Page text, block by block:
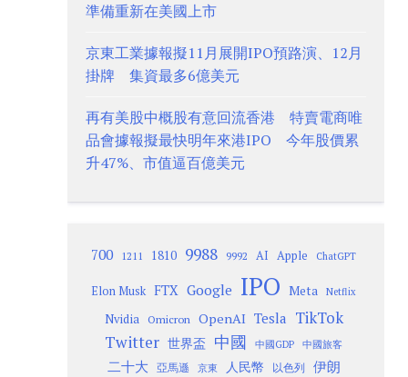
準備重新在美國上市
京東工業據報擬11月展開IPO預路演、12月
掛牌 集資最多6億美元
再有美股中概股有意回流香港 特賣電商唯
品會據報擬最快明年來港IPO 今年股價累
升47%、市值逼百億美元
700 1211 1810 9988 9992 AI Apple ChatGPT
Elon Musk FTX Google IPO Meta Netflix
Nvidia Omicron OpenAI Tesla TikTok
Twitter 世界盃 中國 中國GDP 中國旅客
二十大 亞馬遜 京東 人民幣 以色列 伊朗